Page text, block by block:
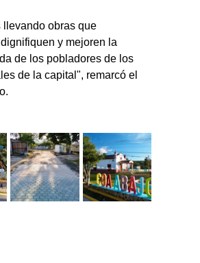
llevando obras que
y mejoren la
de los pobladores de los
de la capital", remarcó el